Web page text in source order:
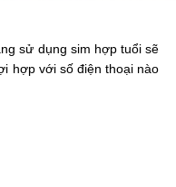
sử dụng sim hợp tuổi sẽ
hợp với số điện thoại nào